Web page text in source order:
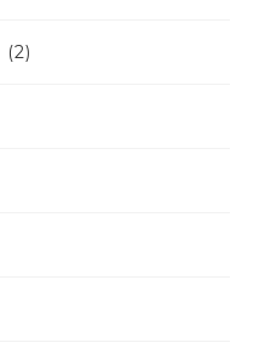
(2)